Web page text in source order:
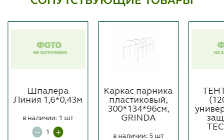
Шпалера
Линия 1,6*0,43м
в наличии: 1 шт
Каркас парника
пластиковый,
300*134*96см,
GRINDA
в наличии: 5 шт